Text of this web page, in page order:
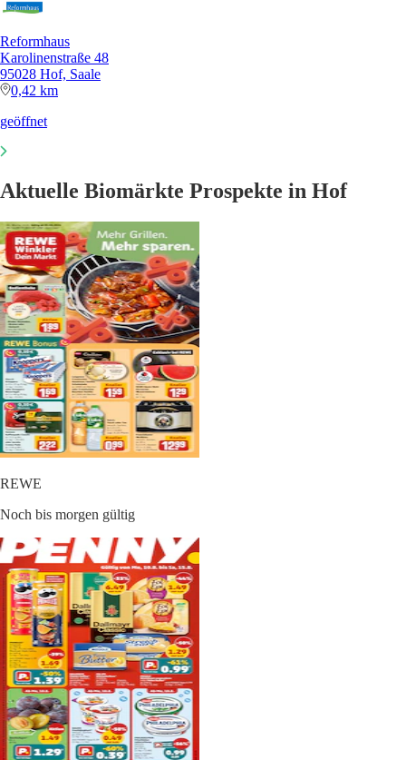
Reformhaus
Karolinenstraße 48
95028 Hof, Saale
0,42 km
geöffnet
Aktuelle Biomärkte Prospekte in Hof
REWE
Noch bis morgen gültig